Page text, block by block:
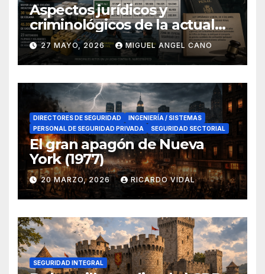
Aspectos jurídicos y
criminológicos de la actual
lucha contra el narcotráfico
en el sur de España
27 MAYO, 2026 MIGUEL ANGEL CANO
DIRECTORES DE SEGURIDAD
INGENIERÍA / SISTEMAS
PERSONAL DE SEGURIDAD PRIVADA
SEGURIDAD SECTORIAL
El gran apagón de Nueva
York (1977)
20 MARZO, 2026 RICARDO VIDAL
SEGURIDAD INTEGRAL